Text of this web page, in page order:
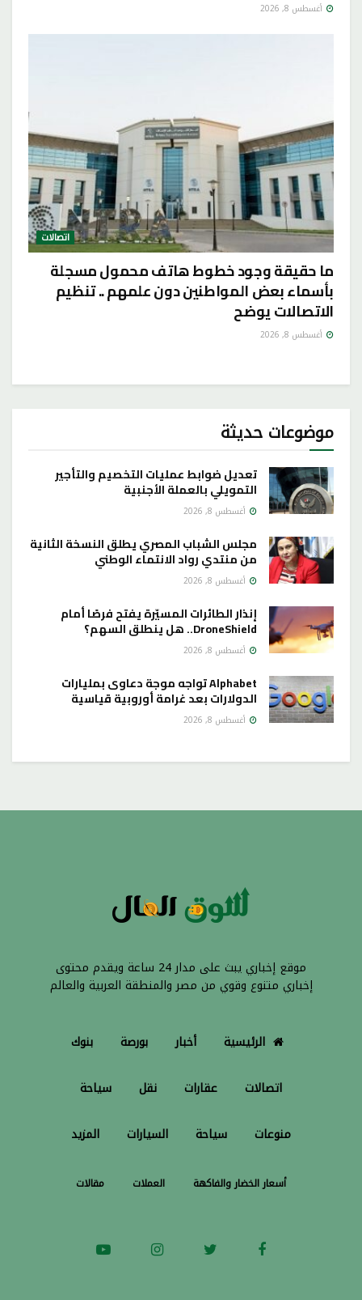
أغسطس 8, 2026
اتصالات
ما حقيقة وجود خطوط هاتف محمول مسجلة
بأسماء بعض المواطنين دون علمهم .. تنظيم
الاتصالات يوضح
أغسطس 8, 2026
موضوعات حديثة
تعديل ضوابط عمليات التخصيم والتأجير
التمويلي بالعملة الأجنبية
أغسطس 8, 2026
مجلس الشباب المصري يطلق النسخة الثانية
من منتدي رواد الانتماء الوطني
أغسطس 8, 2026
إنذار الطائرات المسيّرة يفتح فرصًا أمام
DroneShield.. هل ينطلق السهم؟
أغسطس 8, 2026
Alphabet تواجه موجة دعاوى بمليارات
الدولارات بعد غرامة أوروبية قياسية
أغسطس 8, 2026
موقع إخباري يبث على مدار 24 ساعة ويقدم محتوى
إخباري متنوع وقوي من مصر والمنطقة العربية والعالم
الرئيسية أخبار بورصة بنوك
اتصالات عقارات نقل سياحة
منوعات سياحة السيارات المزيد
أسعار الخضار والفاكهة العملات مقالات